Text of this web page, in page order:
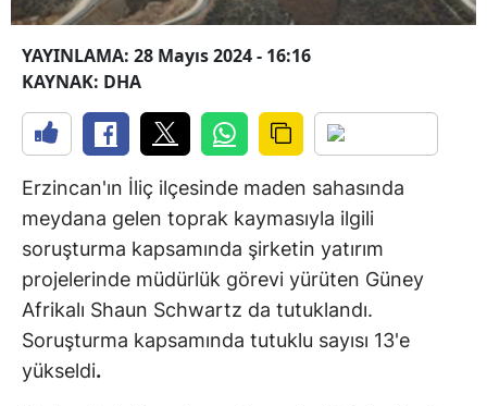
YAYINLAMA: 28 Mayıs 2024 - 16:16
KAYNAK: DHA
Erzincan'ın İliç ilçesinde maden sahasında
meydana gelen toprak kaymasıyla ilgili
soruşturma kapsamında şirketin yatırım
projelerinde müdürlük görevi yürüten Güney
Afrikalı Shaun Schwartz da tutuklandı.
Soruşturma kapsamında tutuklu sayısı 13'e
yükseldi.